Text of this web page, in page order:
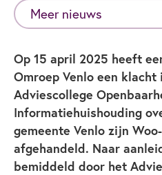
Meer nieuws
Op 15 april 2025 heeft
Omroep Venlo een
Adviescollege
Informatiehuishouding
gemeente Venlo zijn
afgehandeld. Naar
bemiddeld door het